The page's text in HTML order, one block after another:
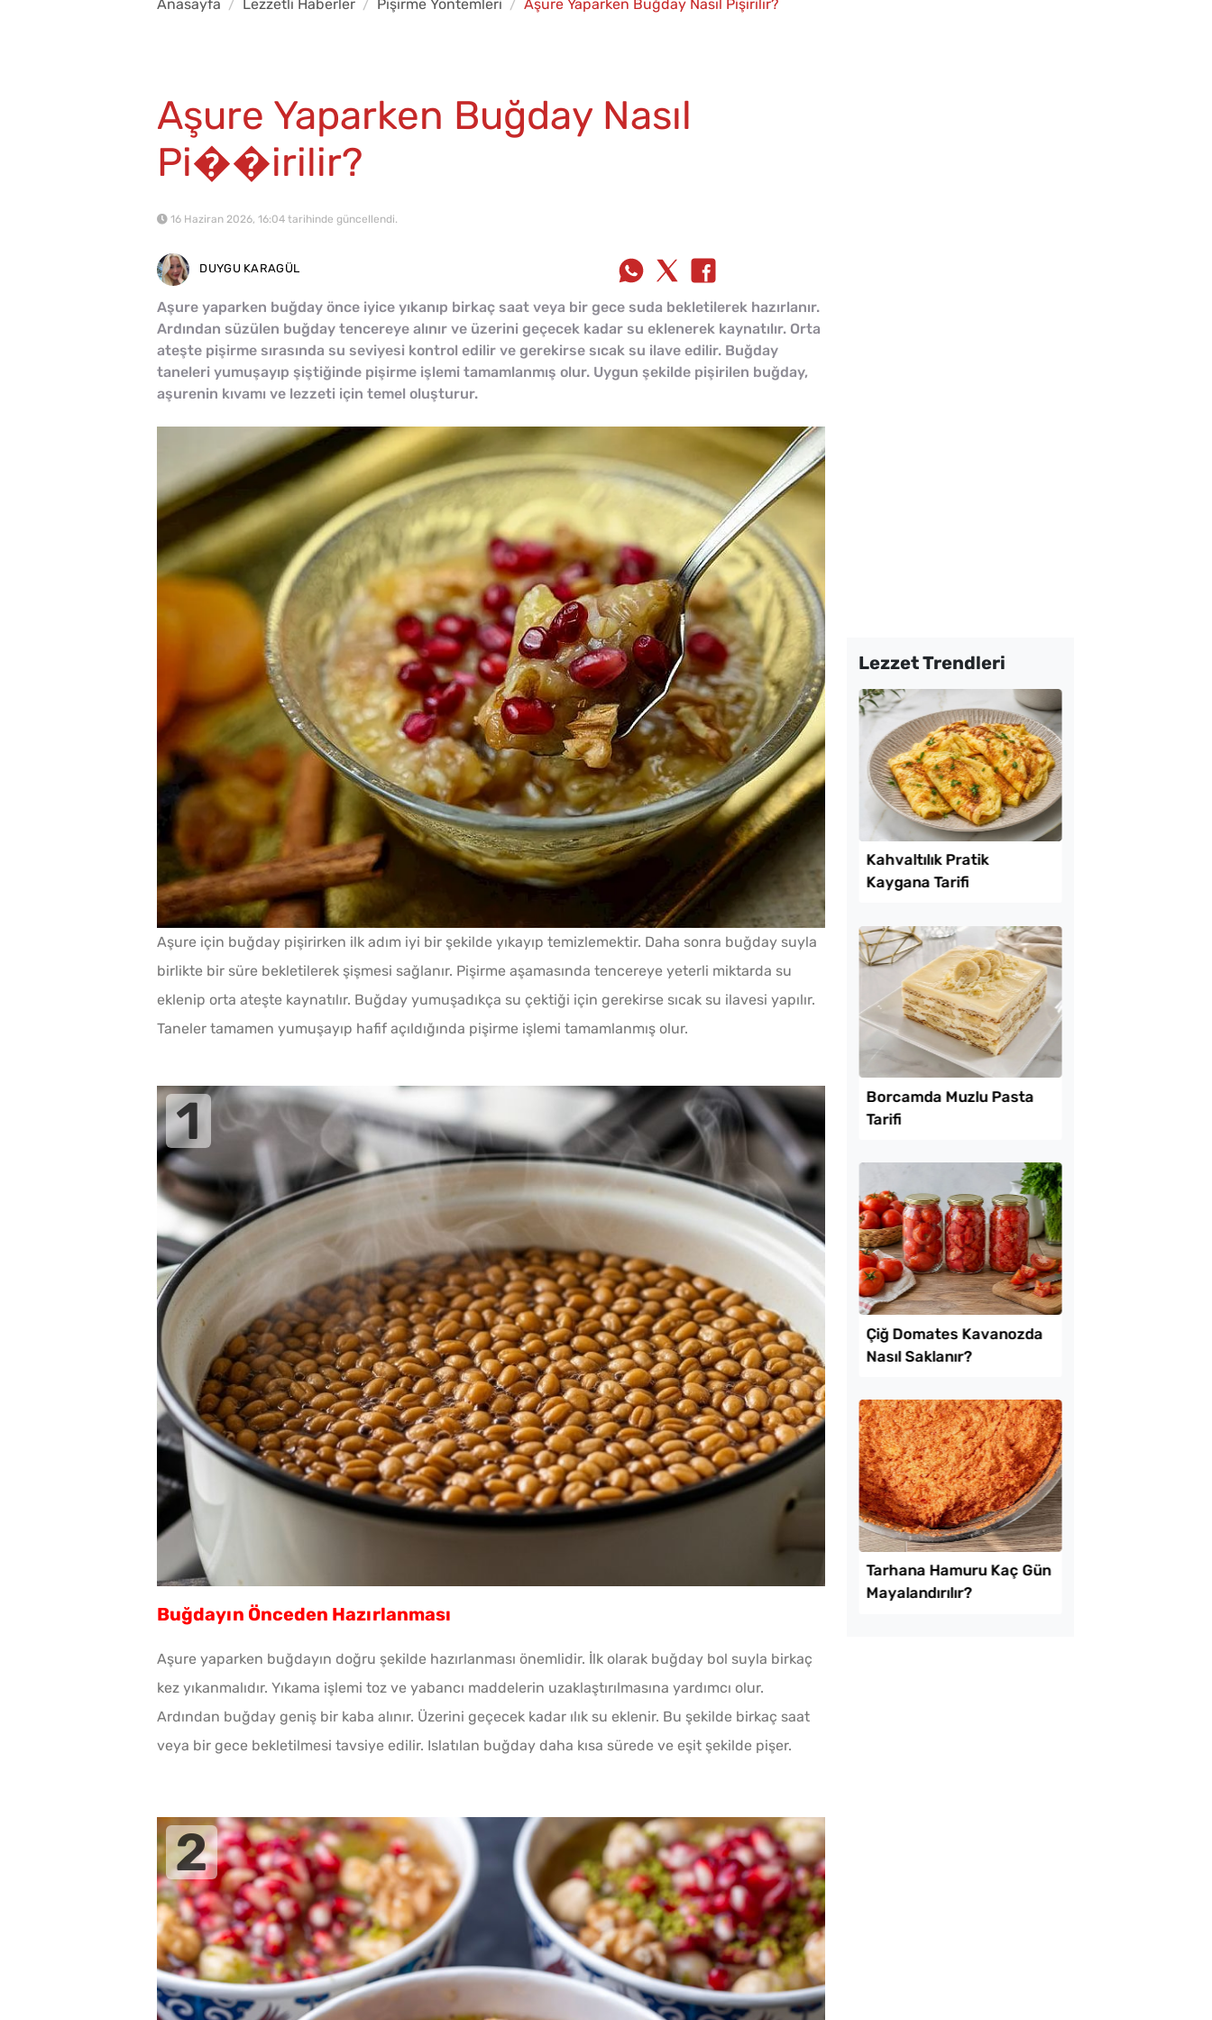
Anasayfa Lezzetli Haberler Pişirme Yöntemleri Aşure Yaparken Buğday Nasıl Pişirilir?
Aşure Yaparken Buğday Nasıl
Pi��irilir?
16 Haziran 2026, 16:04 tarihinde güncellendi.
DUYGU KARAGÜL
Aşure yaparken buğday önce iyice yıkanıp birkaç saat veya bir gece suda bekletilerek hazırlanır.
Ardından süzülen buğday tencereye alınır ve üzerini geçecek kadar su eklenerek kaynatılır. Orta
ateşte pişirme sırasında su seviyesi kontrol edilir ve gerekirse sıcak su ilave edilir. Buğday
taneleri yumuşayıp şiştiğinde pişirme işlemi tamamlanmış olur. Uygun şekilde pişirilen buğday,
aşurenin kıvamı ve lezzeti için temel oluşturur.
Evde Katkısız Vişne Suyu
Yapmanın İpuçları
Ev Yapımı Domates Sosu
Makine Olmadan 5
Dakikada Dondurma
Yapmanın Püf Noktası
Ev Yapımı Kuru Tarhana
Nasıl Yapılır?
Pofuduk Yumurtalı Ekmek
Tarifi
Yağ Çekmeyen Çıtır
Patlıcan Kızartması Tarifi
Evde Kolay Mayasız
Kıymalı Pide Tarifi
Patatesli Kıvrık Börek
Tarifi
Kahvaltılık Pratik
Tarifi
Aşure için buğday pişirirken ilk adım iyi bir şekilde yıkayıp temizlemektir. Daha sonra buğday suyla
birlikte bir süre bekletilerek şişmesi sağlanır. Pişirme aşamasında tencereye yeterli miktarda su
eklenip orta ateşte kaynatılır. Buğday yumuşadıkça su çektiği için gerekirse sıcak su ilavesi yapılır.
Taneler tamamen yumuşayıp hafif açıldığında pişirme işlemi tamamlanmış olur.
Buğdayın Önceden Hazırlanması
Aşure yaparken buğdayın doğru şekilde hazırlanması önemlidir. İlk olarak buğday bol suyla birkaç
kez yıkanmalıdır. Yıkama işlemi toz ve yabancı maddelerin uzaklaştırılmasına yardımcı olur.
Ardından buğday geniş bir kaba alınır. Üzerini geçecek kadar ılık su eklenir. Bu şekilde birkaç saat
veya bir gece bekletilmesi tavsiye edilir. Islatılan buğday daha kısa sürede ve eşit şekilde pişer.